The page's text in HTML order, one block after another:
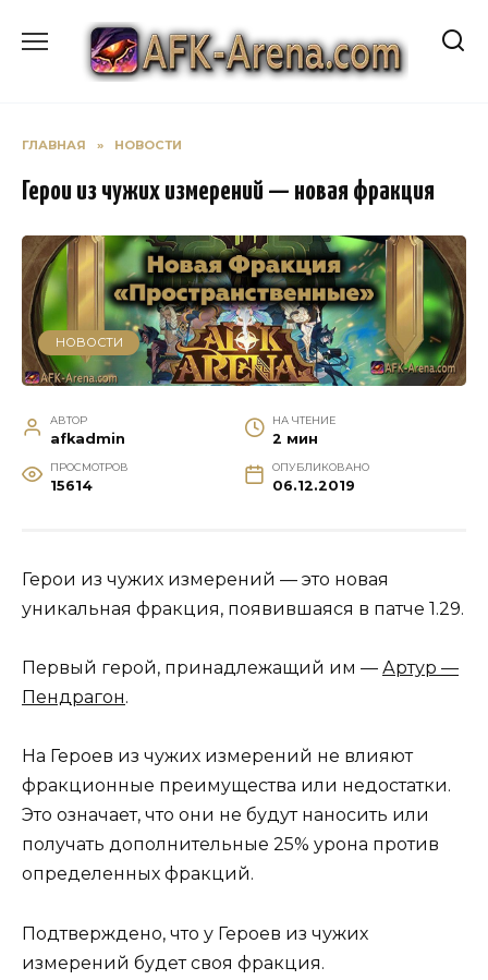
содержанию
ГЛАВНАЯ » НОВОСТИ
Герои из чужих измерений — новая фракция
НОВОСТИ
АВТОР
afkadmin
НА ЧТЕНИЕ
2 мин
ПРОСМОТРОВ
15614
ОПУБЛИКОВАНО
06.12.2019
Герои из чужих измерений — это новая
уникальная фракция, появившаяся в патче 1.29.
Первый герой, принадлежащий им — Артур —
Пендрагон.
На Героев из чужих измерений не влияют
фракционные преимущества или недостатки.
Это означает, что они не будут наносить или
получать дополнительные 25% урона против
определенных фракций.
Подтверждено, что у Героев из чужих
измерений будет своя фракция.